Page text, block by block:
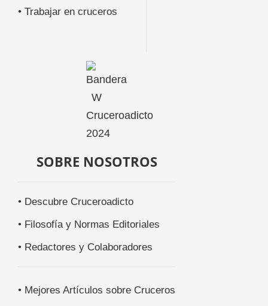
• Trabajar en cruceros
SOBRE NOSOTROS
• Descubre Cruceroadicto
• Filosofía y Normas Editoriales
• Redactores y Colaboradores
• Mejores Artículos sobre Cruceros